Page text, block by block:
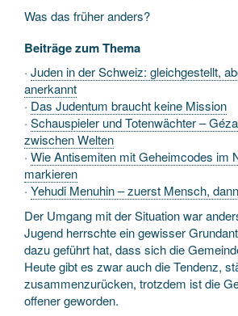
Was das früher anders?
Beiträge zum Thema
· Juden in der Schweiz: gleichgestellt,
anerkannt
· Das Judentum braucht keine Mission
· Schauspieler und Totenwächter –
zwischen Welten
· Wie Antisemiten mit Geheimcodes im
markieren
· Yehudi Menuhin – zuerst Mensch,
Der Umgang mit der Situation war
Jugend herrschte ein gewisser
dazu geführt hat, dass sich die
Heute gibt es zwar auch die Tendenz,
zusammenzurücken, trotzdem ist die
offener geworden.